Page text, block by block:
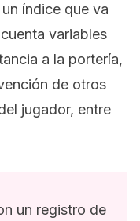
índice que va
variables
a la portería,
de otros
jugador, entre
un registro de